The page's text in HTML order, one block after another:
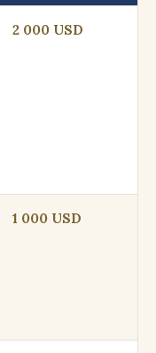
2 000 USD
1 000 USD